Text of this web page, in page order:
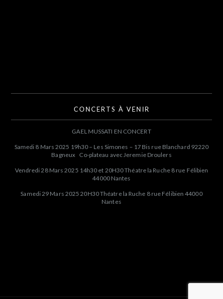
CONCERTS À VENIR
GAEL MUSSATI EN CONCERT
Samedi 8 Mars 2025 19h30 – Les Simones – 17 Bis rue Blanchard 92220
Bagneux Co-plateau avec Jeremie Droulers
Vendredi 28 Mars 2025 14h30 et 20H30 Théatre la Ruche 8 rue Félibien
44000 Nantes
Samedi 29 Mars 2025 20H30 Théatre la Ruche 8 rue Félibien 44000
Nantes